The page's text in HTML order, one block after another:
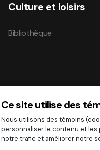
Ce site utilise des
Nous utilisons des témoins
personnaliser le contenu et les
notre trafic et améliorer notre
Culture et loisirs
Bibliothèque